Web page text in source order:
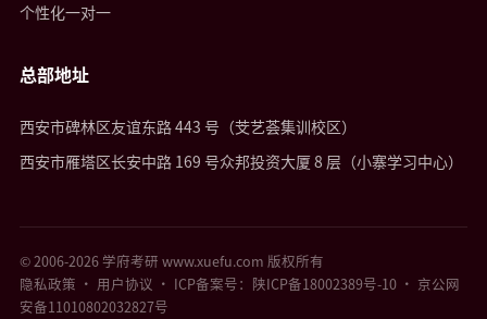
个性化一对一
总部地址
西安市碑林区友谊东路 443 号（芠艺荟集训校区）
西安市雁塔区长安中路 169 号众邦投资大厦 8 层（小寨学习中心）
© 2006-2026 学府考研 www.xuefu.com 版权所有
隐私政策 · 用户协议 · ICP备案号：陕ICP备18002389号-10 · 京公网
安备11010802032827号